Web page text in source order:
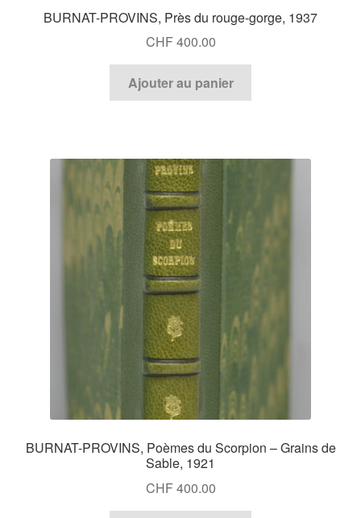
BURNAT-PROVINS, Près du rouge-gorge, 1937
CHF400.00
Ajouter au panier
BURNAT-PROVINS, Poèmes du Scorpion – Grains de
Sable, 1921
CHF400.00